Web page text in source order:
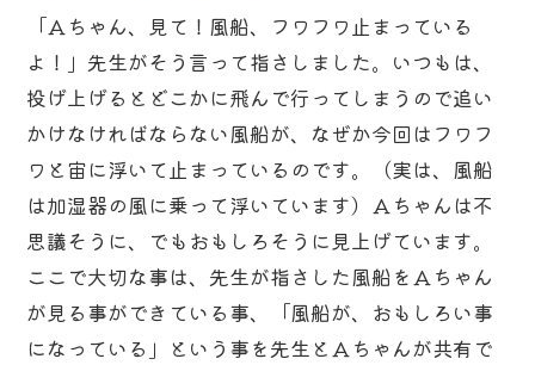
「Ａちゃん、見て！風船、フワフワ止まっている
よ！」先生がそう言って指さしました。いつもは、
投げ上げるとどこかに飛んで行ってしまうので追い
かけなければならない風船が、なぜか今回はフワフ
ワと宙に浮いて止まっているのです。（実は、風船
は加湿器の風に乗って浮いています）Ａちゃんは不
思議そうに、でもおもしろそうに見上げています。
ここで大切な事は、先生が指さした風船をＡちゃん
が見る事ができている事、「風船が、おもしろい事
になっている」という事を先生とＡちゃんが共有で